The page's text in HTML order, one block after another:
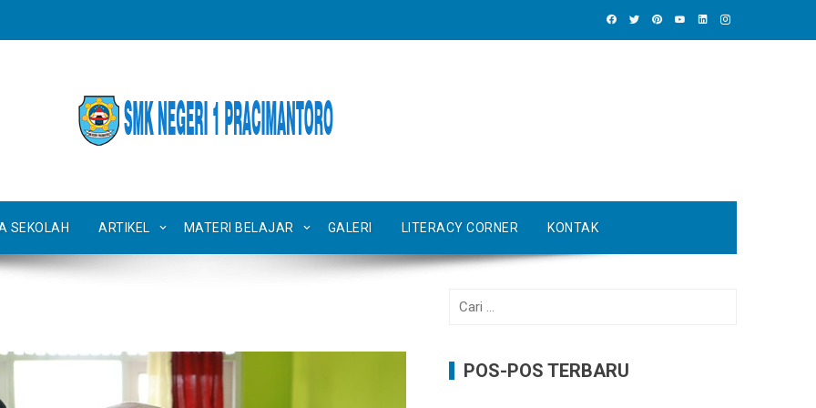
SEKOLAH ARTIKEL MATERI BELAJAR GALERI LITERACY CORNER KONTAK
Cari
POS-POS TERBARU